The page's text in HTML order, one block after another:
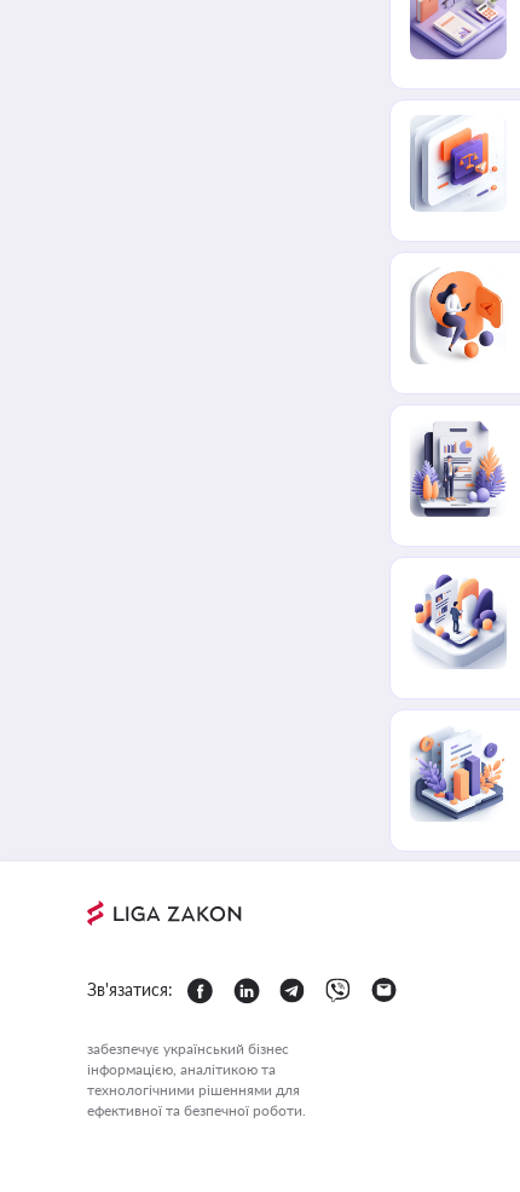
Зв'язатися:
забезпечує український бізнес
інформацією, аналітикою та
технологічними рішеннями для
ефективної та безпечної роботи.